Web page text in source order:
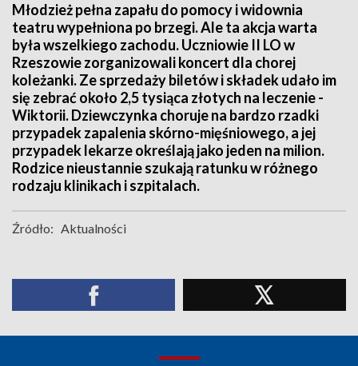
Młodzież pełna zapału do pomocy i widownia
teatru wypełniona po brzegi. Ale ta akcja warta
była wszelkiego zachodu. Uczniowie II LO w
Rzeszowie zorganizowali koncert dla chorej
koleżanki. Ze sprzedaży biletów i składek udało im
się zebrać około 2,5 tysiąca złotych na leczenie -
Wiktorii. Dziewczynka choruje na bardzo rzadki
przypadek zapalenia skórno-mięśniowego, a jej
przypadek lekarze określają jako jeden na milion.
Rodzice nieustannie szukają ratunku w różnego
rodzaju klinikach i szpitalach.
Źródło: Aktualności